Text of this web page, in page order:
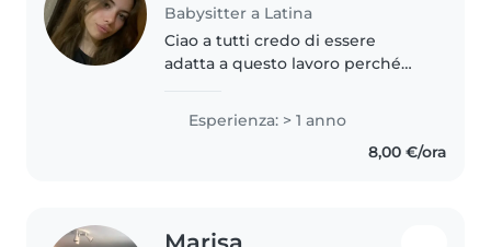
Babysitter a Latina
Ciao a tutti credo di essere
adatta a questo lavoro perché
e li ho sempre avuti intorno.
Posso aiutare in tante cose
essendo pratica in tutto e a
Esperienza: > 1 anno
8,00 €/ora